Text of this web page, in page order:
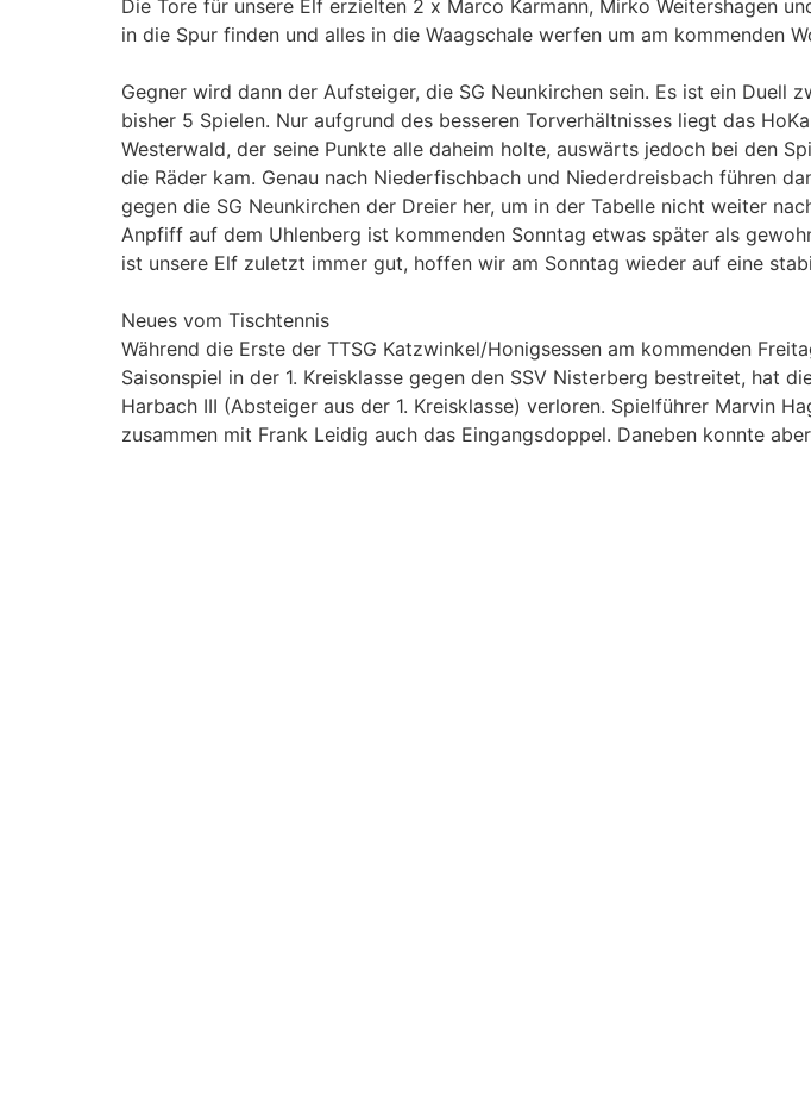
Die Tore für unsere Elf erzielten 2 x Marco Karmann, Mirko Weitershagen
in die Spur finden und alles in die Waagschale werfen um am kommenden
Gegner wird dann der Aufsteiger, die SG Neunkirchen sein. Es ist ein
bisher 5 Spielen. Nur aufgrund des besseren Torverhältnisses liegt das
Westerwald, der seine Punkte alle daheim holte, auswärts jedoch bei den
die Räder kam. Genau nach Niederfischbach und Niederdreisbach führen
gegen die SG Neunkirchen der Dreier her, um in der Tabelle nicht weiter
Anpfiff auf dem Uhlenberg ist kommenden Sonntag etwas später als
ist unsere Elf zuletzt immer gut, hoffen wir am Sonntag wieder auf eine
Neues vom Tischtennis
Während die Erste der TTSG Katzwinkel/Honigsessen am kommenden
Saisonspiel in der 1. Kreisklasse gegen den SSV Nisterberg bestreitet, hat
Harbach III (Absteiger aus der 1. Kreisklasse) verloren. Spielführer Marvin
zusammen mit Frank Leidig auch das Eingangsdoppel. Daneben konnte